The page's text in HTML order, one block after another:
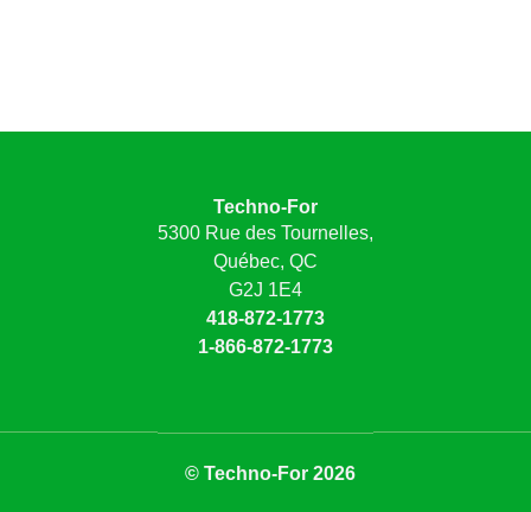
Techno-For
5300 Rue des Tournelles,
Québec, QC
G2J 1E4
418-872-1773
1-866-872-1773
© Techno-For 2026